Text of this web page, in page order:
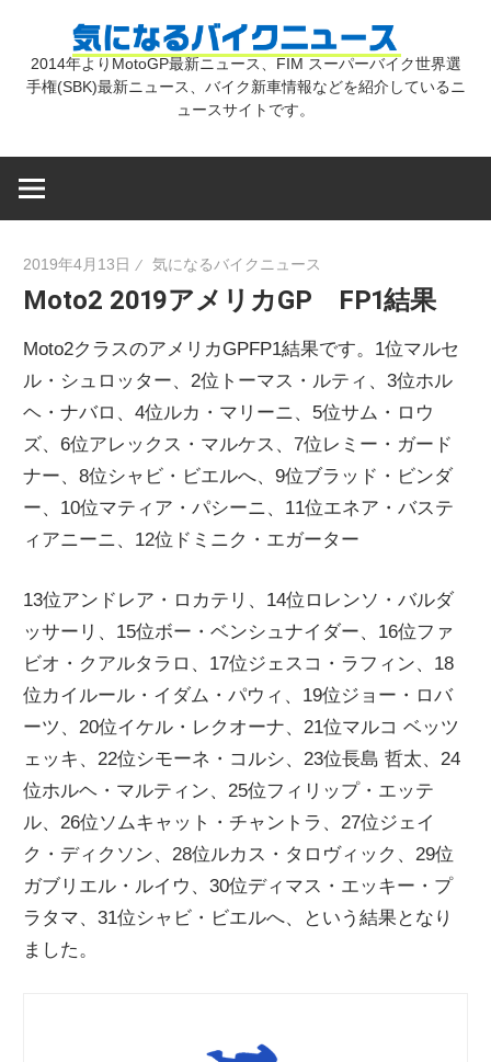
気
バ
イ
ク
ニ
ュ
ー
ス
2014年よりMotoGP最新ニュース、FIM スーパーバイク世界選
手権(SBK)最新ニュース、バイク新車情報などを紹介しているニ
ュースサイトです。
2019年4月13日 気になるバイクニュース
Moto2 2019アメリカGP FP1結果
Moto2クラスのアメリカGPFP1結果です。1位マルセ
ル・シュロッター、2位トーマス・ルティ、3位ホル
ヘ・ナバロ、4位ルカ・マリーニ、5位サム・ロウ
ズ、6位アレックス・マルケス、7位レミー・ガード
ナー、8位シャビ・ビエルへ、9位ブラッド・ビンダ
ー、10位マティア・パシーニ、11位エネア・バステ
ィアニーニ、12位ドミニク・エガーター
13位アンドレア・ロカテリ、14位ロレンソ・バルダ
ッサーリ、15位ボー・ベンシュナイダー、16位ファ
ビオ・クアルタラロ、17位ジェスコ・ラフィン、18
位カイルール・イダム・パウィ、19位ジョー・ロバ
ーツ、20位イケル・レクオーナ、21位マルコ ベッツ
ェッキ、22位シモーネ・コルシ、23位長島 哲太、24
位ホルヘ・マルティン、25位フィリップ・エッテ
ル、26位ソムキャット・チャントラ、27位ジェイ
ク・ディクソン、28位ルカス・タロヴィック、29位
ガブリエル・ルイウ、30位ディマス・エッキー・プ
ラタマ、31位シャビ・ビエルへ、という結果となり
ました。